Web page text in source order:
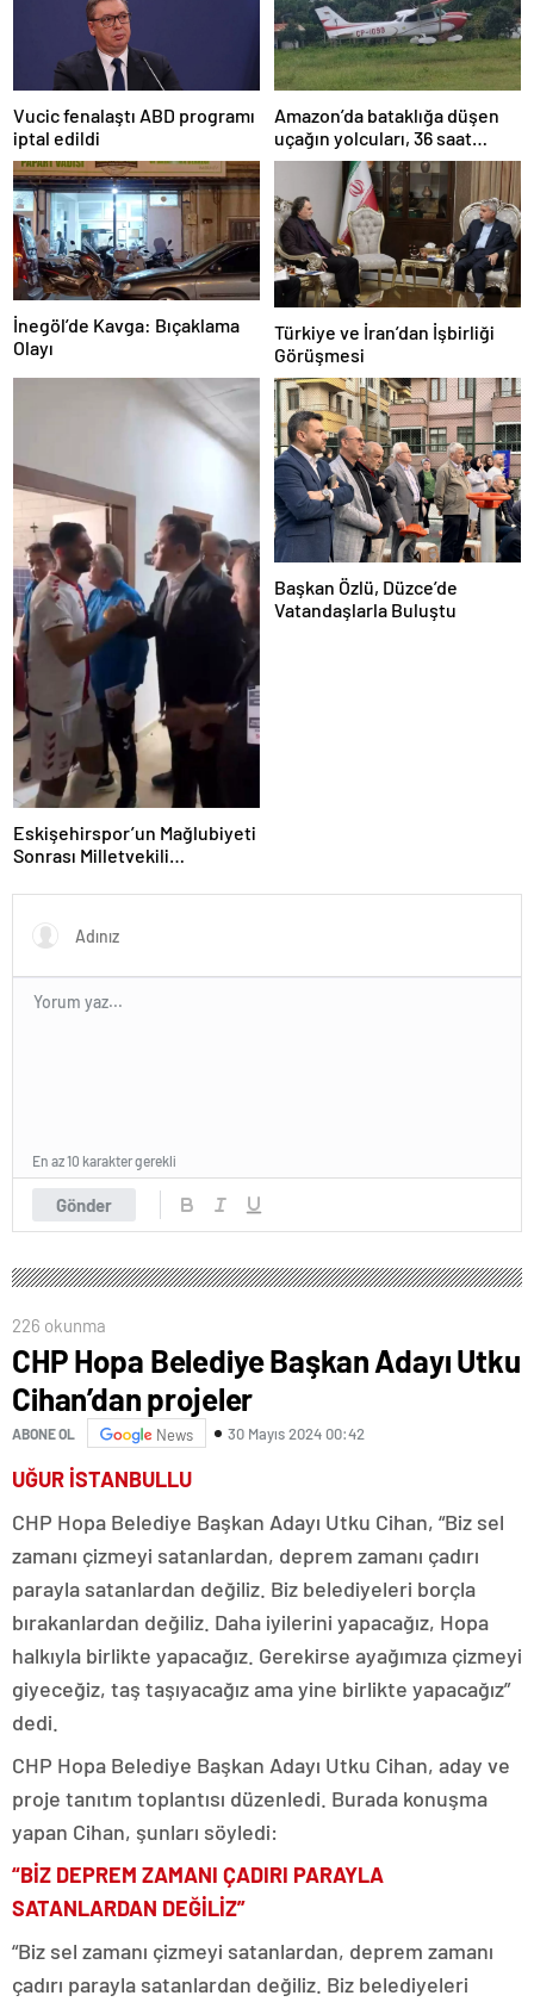
Vucic fenalaştı ABD programı
iptal edildi
Amazon’da bataklığa düşen
uçağın yolcuları, 36 saat
kurtarılmayı bekledi
İnegöl’de Kavga: Bıçaklama
Olayı
Türkiye ve İran’dan İşbirliği
Görüşmesi
Eskişehirspor’un Mağlubiyeti
Sonrası Milletvekili
Başkan Özlü, Düzce’de
Vatandaşlarla Buluştu
Gönder
En az 10 karakter gerekli
226 okunma
CHP Hopa Belediye Başkan Adayı Utku
Cihan’dan projeler
ABONE OL News 30 Mayıs 2024 00:42
UĞUR İSTANBULLU
CHP Hopa Belediye Başkan Adayı Utku Cihan, “Biz sel
zamanı çizmeyi satanlardan, deprem zamanı çadırı
parayla satanlardan değiliz. Biz belediyeleri borçla
bırakanlardan değiliz. Daha iyilerini yapacağız, Hopa
halkıyla birlikte yapacağız. Gerekirse ayağımıza çizmeyi
giyeceğiz, taş taşıyacağız ama yine birlikte yapacağız”
dedi.
CHP Hopa Belediye Başkan Adayı Utku Cihan, aday ve
proje tanıtım toplantısı düzenledi. Burada konuşma
yapan Cihan, şunları söyledi:
“BİZ DEPREM ZAMANI ÇADIRI PARAYLA
SATANLARDAN DEĞİLİZ”
“Biz sel zamanı çizmeyi satanlardan, deprem zamanı
çadırı parayla satanlardan değiliz. Biz belediyeleri